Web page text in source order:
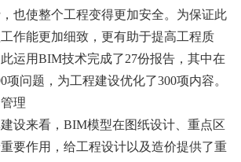
也使整个工程变得更加安全。为保证此
作能更加细致，更有助于提高工程质
运用BIM技术完成了27份报告，其中在
项问题，为工程建设优化了300项内容。
理
设来看，BIM模型在图纸设计、重点区
要作用，给工程设计以及造价提供了重